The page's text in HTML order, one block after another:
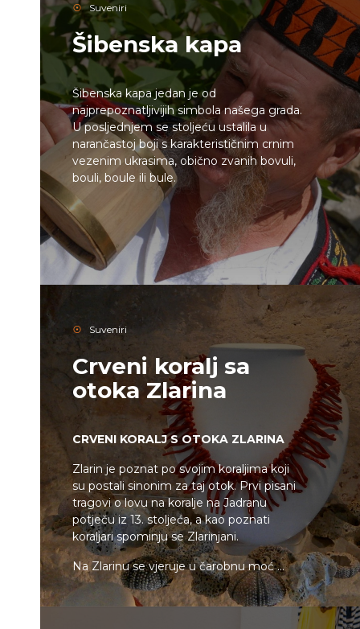
Suveniri
Šibenska kapa
Šibenska kapa jedan je od
najprepoznatljivijih simbola našega grada.
U posljednjem se stoljeću ustalila u
narančastoj boji s karakterističnim crnim
vezenim ukrasima, obično zvanih bovuli,
bouli, boule ili bule.
Suveniri
Crveni koralj sa
otoka Zlarina
CRVENI KORALJ S OTOKA ZLARINA
Zlarin je poznat po svojim koraljima koji
su postali sinonim za taj otok. Prvi pisani
tragovi o lovu na koralje na Jadranu
potječu iz 13. stoljeća, a kao poznati
koraljari spominju se Zlarinjani.
Na Zlarinu se vjeruje u čarobnu moć ...